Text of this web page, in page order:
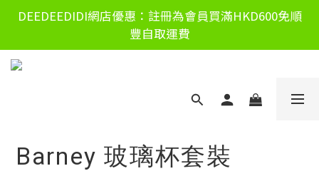
DEEDEEDIDI網店優惠：註冊為會員買滿HKD600免順
豐自取運費
Barney 玻璃杯套裝